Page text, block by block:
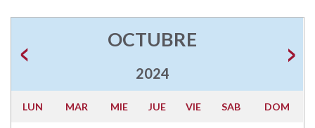
OCTUBRE
2024
LUN MAR MIE JUE VIE SAB DOM